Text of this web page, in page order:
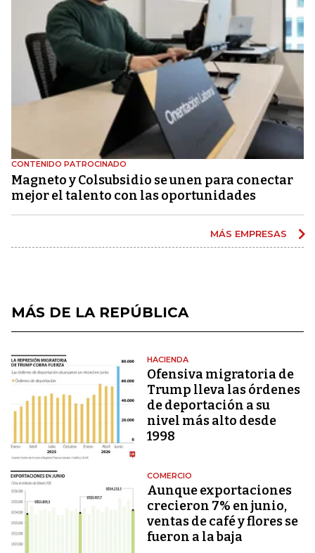
CONTENIDO PATROCINADO
Magneto y Colsubsidio se unen para conectar
mejor el talento con las oportunidades
MÁS EMPRESAS
MÁS DE LA REPÚBLICA
HACIENDA
Ofensiva migratoria de
Trump lleva las órdenes
de deportación a su
nivel más alto desde
1998
COMERCIO
Aunque exportaciones
crecieron 7% en junio,
ventas de café y flores se
fueron a la baja